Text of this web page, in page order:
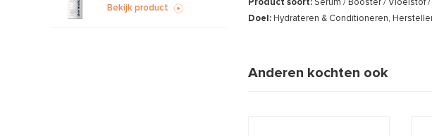
Bekijk product
Product soort: Serum / Booster / Vloeistof /
Doel: Hydrateren & Conditioneren,
Anderen kochten ook